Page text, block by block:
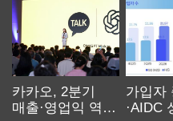
카카오, 2분기
매출·영업익 역대
가입자
·AIDC